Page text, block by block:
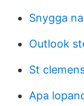
Snygga
Outlook
St
Apa